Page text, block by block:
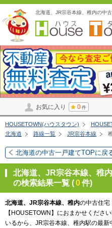
北海道、JR宗谷本線、稚内の中
お気に入り 0 件
HOUSETOWN(ハウスタウン)
北海道
路線一覧 JR宗谷本線
北海道の中古一戸建てTOPに戻
北海道、JR宗谷本線、稚
の検索結果一覧 (0件)
北海道、JR宗谷本線、稚内の中古住宅
【HOUSETOWN】におまかせくださ
いるから、JR宗谷本線、稚内駅の最